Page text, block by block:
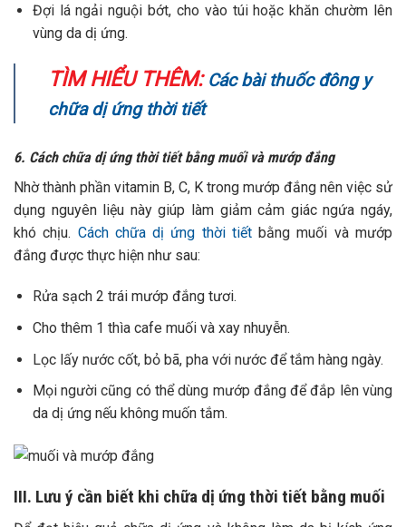
Đợi lá ngải nguội bớt, cho vào túi hoặc khăn chườm lên
vùng da dị ứng.
TÌM HIỂU THÊM: Các bài thuốc đông y
chữa dị ứng thời tiết
6. Cách chữa dị ứng thời tiết bằng muối và mướp đắng
Nhờ thành phần vitamin B, C, K trong mướp đắng nên việc sử
dụng nguyên liệu này giúp làm giảm cảm giác ngứa ngáy,
khó chịu. Cách chữa dị ứng thời tiếtbằng muối và mướp
đắng được thực hiện như sau:
Rửa sạch 2 trái mướp đắng tươi.
Cho thêm 1 thìa cafe muối và xay nhuyễn.
Lọc lấy nước cốt, bỏ bã, pha với nước để tắm hàng ngày.
Mọi người cũng có thể dùng mướp đắng để đắp lên vùng
da dị ứng nếu không muốn tắm.
III. Lưu ý cần biết khi chữa dị ứng thời tiết bằng muối